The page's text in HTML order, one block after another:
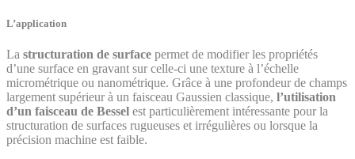
L’application
La structuration de surface permet de modifier les propriétés
d’une surface en gravant sur celle-ci une texture à l’échelle
micrométrique ou nanométrique. Grâce à une profondeur de champs
largement supérieur à un faisceau Gaussien classique, l’utilisation
d’un faisceau de Bessel est particulièrement intéressante pour la
structuration de surfaces rugueuses et irrégulières ou lorsque la
précision machine est faible.